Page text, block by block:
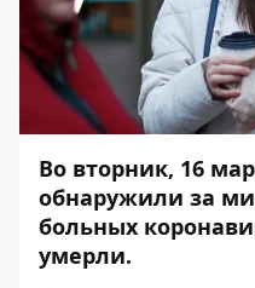
Во вторник, 16
обнаружили за
больных
умерли.